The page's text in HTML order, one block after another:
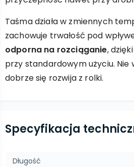
Taśma działa w zmiennych
zachowuje trwałość pod
odporna na rozciąganie,
przy standardowym użyciu. Nie
dobrze się rozwija z rolki.
Specyfikacja
Długość